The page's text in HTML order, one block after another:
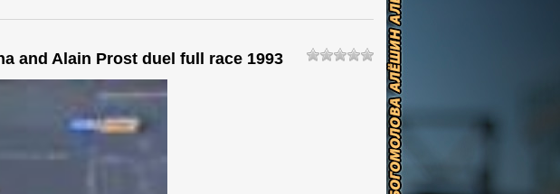
and Alain Prost duel full race 1993